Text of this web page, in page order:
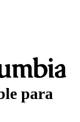
para